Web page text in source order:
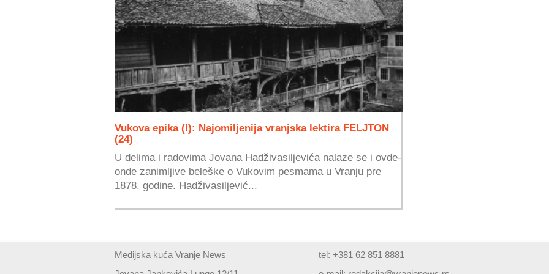
Vukova epika (I): Najomiljenija vranjska lektira FELJTON
(24)
U delima i radovima Jovana Hadživasiljevića nalaze se i ovde-
onde zanimljive beleške o Vukovim pesmama u Vranju pre
1878. godine. Hadživasiljević...
Medijska kuća Vranje News
tel: +381 62 851 8881